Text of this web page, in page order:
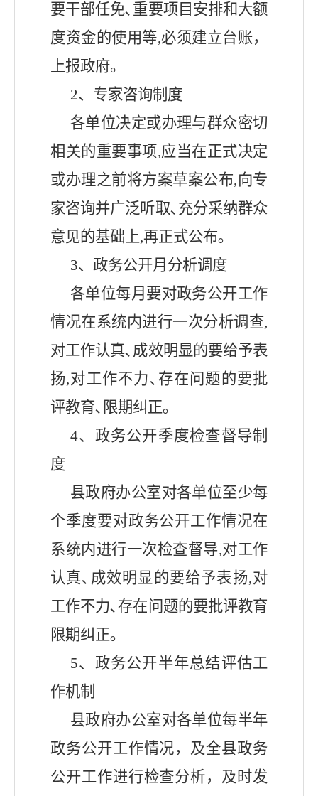
要干部任免､重要项目安排和大额
度资金的使用等,必须建立台账，
上报政府。
2、专家咨询制度
各单位决定或办理与群众密切
相关的重要事项,应当在正式决定
或办理之前将方案草案公布,向专
家咨询并广泛听取､充分采纳群众
意见的基础上,再正式公布｡
3、政务公开月分析调度
各单位每月要对政务公开工作
情况在系统内进行一次分析调查,
对工作认真､成效明显的要给予表
扬,对工作不力､存在问题的要批
评教育､限期纠正｡
4、政务公开季度检查督导制
度
县政府办公室对各单位至少每
个季度要对政务公开工作情况在
系统内进行一次检查督导,对工作
认真､成效明显的要给予表扬,对
工作不力､存在问题的要批评教育
限期纠正｡
5、政务公开半年总结评估工
作机制
县政府办公室对各单位每半年
政务公开工作情况，及全县政务
公开工作进行检查分析，及时发